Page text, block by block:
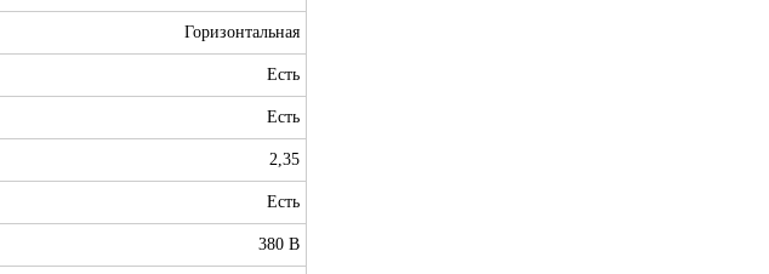
Горизонтальная
Есть
Есть
2,35
Есть
380 В